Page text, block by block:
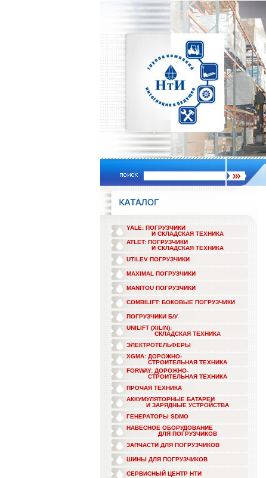
YALE: ПОГРУЗЧИКИ
И СКЛАДСКАЯ ТЕХНИКА
ATLET: ПОГРУЗЧИКИ
И СКЛАДСКАЯ ТЕХНИКА
UTILEV ПОГРУЗЧИКИ
MAXIMAL ПОГРУЗЧИКИ
MANITOU ПОГРУЗЧИКИ
COMBILIFT: БОКОВЫЕ ПОГРУЗЧИКИ
ПОГРУЗЧИКИ Б/У
UNILIFT (XILIN):
СКЛАДСКАЯ ТЕХНИКА
ЭЛЕКТРОТЕЛЬФЕРЫ
XGMA: ДОРОЖНО-
СТРОИТЕЛЬНАЯ ТЕХНИКА
FORWAY: ДОРОЖНО-
СТРОИТЕЛЬНАЯ ТЕХНИКА
ПРОЧАЯ ТЕХНИКА
АККУМУЛЯТОРНЫЕ БАТАРЕИ
И ЗАРЯДНЫЕ УСТРОЙСТВА
ГЕНЕРАТОРЫ SDMO
НАВЕСНОЕ ОБОРУДОВАНИЕ
ДЛЯ ПОГРУЗЧИКОВ
ЗАПЧАСТИ ДЛЯ ПОГРУЗЧИКОВ
ШИНЫ ДЛЯ ПОГРУЗЧИКОВ
СЕРВИСНЫЙ ЦЕНТР НТИ